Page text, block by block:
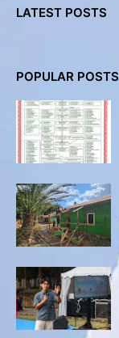
LATEST POSTS
POPULAR POSTS